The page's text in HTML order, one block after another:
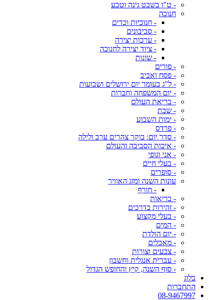
- ט"ו בשבט גינה וטבע
חנוכה
- חנוכיות וכדים
- סביבונים
- ערכות יצירה
- ציוד יצירה לחנוכה
- שונות
- פורים
- פסח ואביב
- ל"ג בעומר יום ירושלים ושבועות
- יום המשפחה וחברות
- בריאת העולם
- שבת
- ימות השבוע
- פרדס
- סדר יום: בוקר צהרים ערב ולילה
- איכות הסביבה והעולם
- אני וגופי
- בעלי חיים
- סופרים
עונות השנה ומזג האוויר
- חורף
- בריאות
- זהירות בדרכים
- בעלי מקצוע
- המים
- יום הולדת
- מאכלים
- צבעים וצורות
- עברית אנגלית וחשבון
- סוף השנה, קיץ והחופש הגדול
בלוג
התחברות
08-9467997